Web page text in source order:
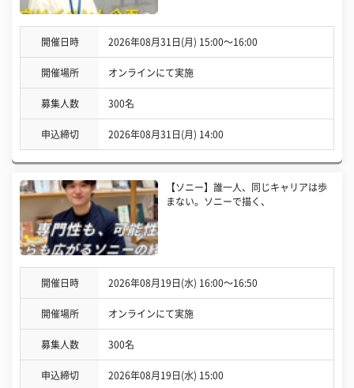
開催日時 2026年08月31日(月) 15:00〜16:00
開催場所 オンラインにて実施
募集人数 300名
申込締切 2026年08月31日(月) 14:00
【ソニー】誰一人、同じキャリアは歩
まない。ソニーで描く、
開催日時 2026年08月19日(水) 16:00〜16:50
開催場所 オンラインにて実施
募集人数 300名
申込締切 2026年08月19日(水) 15:00